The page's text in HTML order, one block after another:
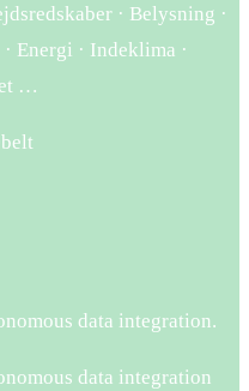
· Belysning ·
Energi · Indeklima ·
…
data integration.
data integration